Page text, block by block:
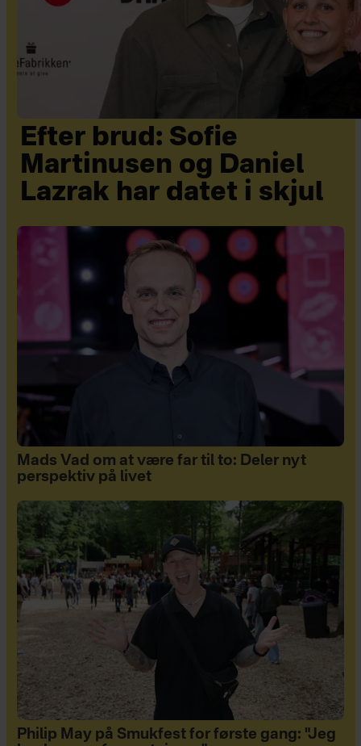
Efter brud: Sofie
Martinusen og Daniel
Lazrak har datet i skjul
Mads Vad om at være far til to: Deler nyt
perspektiv på livet
Philip May på Smukfest for første gang: "Jeg